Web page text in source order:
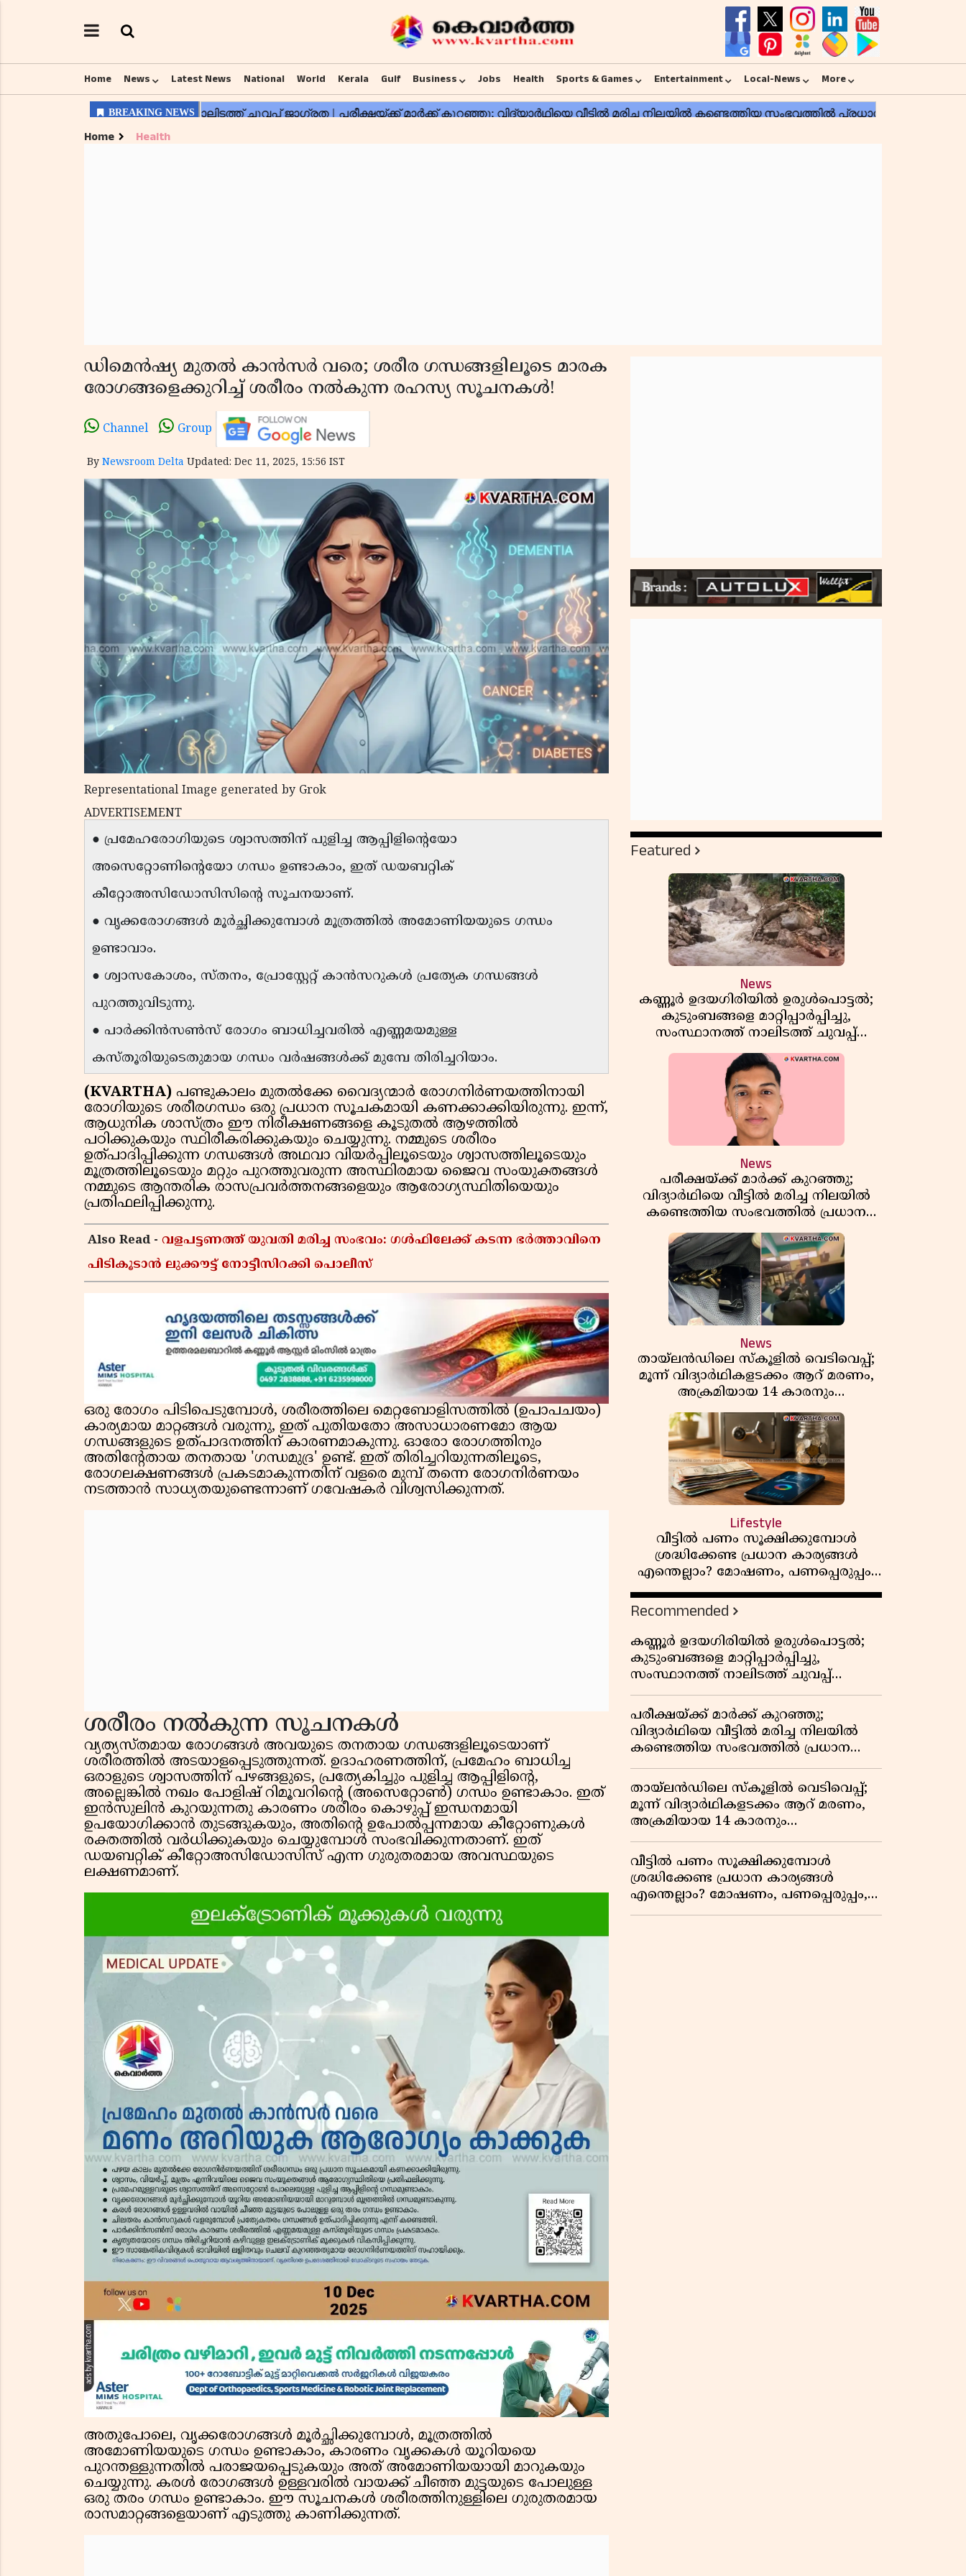
Home News Latest News National World Kerala Gulf Business Jobs Health Sports & Games Entertainment Local-News More
Home Health
ഡിമെൻഷ്യ മുതൽ കാൻസർ വരെ; ശരീര ഗന്ധങ്ങളിലൂടെ മാരക
രോഗങ്ങളെക്കുറിച്ച് ശരീരം നൽകുന്ന രഹസ്യ സൂചനകൾ!
Channel Group
By Newsroom Delta Updated: Dec 11, 2025, 15:56 IST
Representational Image generated by Grok
ADVERTISEMENT
● പ്രമേഹരോഗിയുടെ ശ്വാസത്തിന് പുളിച്ച ആപ്പിളിന്റെയോ
അസെറ്റോണിന്റെയോ ഗന്ധം ഉണ്ടാകാം, ഇത് ഡയബറ്റിക്
കീറ്റോഅസിഡോസിസിന്റെ സൂചനയാണ്.
● വൃക്കരോഗങ്ങൾ മൂർച്ഛിക്കുമ്പോൾ മൂത്രത്തിൽ അമോണിയയുടെ ഗന്ധം
ഉണ്ടാവാം.
● ശ്വാസകോശം, സ്തനം, പ്രോസ്റ്റേറ്റ് കാൻസറുകൾ പ്രത്യേക ഗന്ധങ്ങൾ
പുറത്തുവിടുന്നു.
● പാർക്കിൻസൺസ് രോഗം ബാധിച്ചവരിൽ എണ്ണമയമുള്ള
കസ്തൂരിയുടെതുമായ ഗന്ധം വർഷങ്ങൾക്ക് മുമ്പേ തിരിച്ചറിയാം.
(KVARTHA) പണ്ടുകാലം മുതൽക്കേ വൈദ്യന്മാർ രോഗനിർണയത്തിനായി
രോഗിയുടെ ശരീരഗന്ധം ഒരു പ്രധാന സൂചകമായി കണക്കാക്കിയിരുന്നു. ഇന്ന്,
ആധുനിക ശാസ്ത്രം ഈ നിരീക്ഷണങ്ങളെ കൂടുതൽ ആഴത്തിൽ
പഠിക്കുകയും സ്ഥിരീകരിക്കുകയും ചെയ്യുന്നു. നമ്മുടെ ശരീരം
ഉത്പാദിപ്പിക്കുന്ന ഗന്ധങ്ങൾ അഥവാ വിയർപ്പിലൂടെയും ശ്വാസത്തിലൂടെയും
മൂത്രത്തിലൂടെയും മറ്റും പുറത്തുവരുന്ന അസ്ഥിരമായ ജൈവ സംയുക്തങ്ങൾ
നമ്മുടെ ആന്തരിക രാസപ്രവർത്തനങ്ങളെയും ആരോഗ്യസ്ഥിതിയെയും
പ്രതിഫലിപ്പിക്കുന്നു.
Also Read - വളപട്ടണത്ത് യുവതി മരിച്ച സംഭവം: ഗൾഫിലേക്ക് കടന്ന ഭർത്താവിനെ
പിടികൂടാൻ ലുക്കൗട്ട് നോട്ടീസിറക്കി പൊലീസ്
ഒരു രോഗം പിടിപെടുമ്പോൾ, ശരീരത്തിലെ മെറ്റബോളിസത്തിൽ (ഉപാപചയം)
കാര്യമായ മാറ്റങ്ങൾ വരുന്നു, ഇത് പുതിയതോ അസാധാരണമോ ആയ
ഗന്ധങ്ങളുടെ ഉത്പാദനത്തിന് കാരണമാകുന്നു. ഓരോ രോഗത്തിനും
അതിന്റേതായ തനതായ 'ഗന്ധമുദ്ര' ഉണ്ട്. ഇത് തിരിച്ചറിയുന്നതിലൂടെ,
രോഗലക്ഷണങ്ങൾ പ്രകടമാകുന്നതിന് വളരെ മുമ്പ് തന്നെ രോഗനിർണയം
നടത്താൻ സാധ്യതയുണ്ടെന്നാണ് ഗവേഷകർ വിശ്വസിക്കുന്നത്.
ശരീരം നൽകുന്ന സൂചനകൾ
വ്യത്യസ്തമായ രോഗങ്ങൾ അവയുടെ തനതായ ഗന്ധങ്ങളിലൂടെയാണ്
ശരീരത്തിൽ അടയാളപ്പെടുത്തുന്നത്. ഉദാഹരണത്തിന്, പ്രമേഹം ബാധിച്ച
ഒരാളുടെ ശ്വാസത്തിന് പഴങ്ങളുടെ, പ്രത്യേകിച്ചും പുളിച്ച ആപ്പിളിന്റെ,
അല്ലെങ്കിൽ നഖം പോളിഷ് റിമൂവറിന്റെ (അസെറ്റോൺ) ഗന്ധം ഉണ്ടാകാം. ഇത്
ഇൻസുലിൻ കുറയുന്നതു കാരണം ശരീരം കൊഴുപ്പ് ഇന്ധനമായി
ഉപയോഗിക്കാൻ തുടങ്ങുകയും, അതിന്റെ ഉപോൽപ്പന്നമായ കീറ്റോണുകൾ
രക്തത്തിൽ വർധിക്കുകയും ചെയ്യുമ്പോൾ സംഭവിക്കുന്നതാണ്. ഇത്
ഡയബറ്റിക് കീറ്റോഅസിഡോസിസ് എന്ന ഗുരുതരമായ അവസ്ഥയുടെ
ലക്ഷണമാണ്.
അതുപോലെ, വൃക്കരോഗങ്ങൾ മൂർച്ഛിക്കുമ്പോൾ, മൂത്രത്തിൽ
അമോണിയയുടെ ഗന്ധം ഉണ്ടാകാം, കാരണം വൃക്കകൾ യൂറിയയെ
പുറന്തള്ളുന്നതിൽ പരാജയപ്പെടുകയും അത് അമോണിയയായി മാറുകയും
ചെയ്യുന്നു. കരൾ രോഗങ്ങൾ ഉള്ളവരിൽ വായക്ക് ചീഞ്ഞ മുട്ടയുടെ പോലുള്ള
ഒരു തരം ഗന്ധം ഉണ്ടാകാം. ഈ സൂചനകൾ ശരീരത്തിനുള്ളിലെ ഗുരുതരമായ
രാസമാറ്റങ്ങളെയാണ് എടുത്തു കാണിക്കുന്നത്.
Featured
News
കണ്ണൂർ ഉദയഗിരിയിൽ ഉരുൾപൊട്ടൽ;
കുടുംബങ്ങളെ മാറ്റിപ്പാർപ്പിച്ചു,
സംസ്ഥാനത്ത് നാലിടത്ത് ചുവപ്പ്
ജാഗ്രത
News
പരീക്ഷയ്ക്ക് മാർക്ക് കുറഞ്ഞു;
വിദ്യാർഥിയെ വീട്ടിൽ മരിച്ച നിലയിൽ
കണ്ടെത്തിയ സംഭവത്തിൽ പ്രധാന
അധ്യാപികക്കെതിരെ പരാതി
News
തായ്‌ലൻഡിലെ സ്‌കൂളിൽ വെടിവെപ്പ്;
മൂന്ന് വിദ്യാർഥികളടക്കം ആറ് മരണം,
അക്രമിയായ 14 കാരനും
മരിച്ചനിലയിൽ
Lifestyle
വീട്ടിൽ പണം സൂക്ഷിക്കുമ്പോൾ
ശ്രദ്ധിക്കേണ്ട പ്രധാന കാര്യങ്ങൾ
എന്തെല്ലാം? മോഷണം, പണപ്പെരുപ്പം,
സാമ്പത്തിക സുരക്ഷ
എന്നിവയെക്കുറിച്ച് അറിയാം
Recommended
കണ്ണൂർ ഉദയഗിരിയിൽ ഉരുൾപൊട്ടൽ;
കുടുംബങ്ങളെ മാറ്റിപ്പാർപ്പിച്ചു,
സംസ്ഥാനത്ത് നാലിടത്ത് ചുവപ്പ്
ജാഗ്രത
പരീക്ഷയ്ക്ക് മാർക്ക് കുറഞ്ഞു;
വിദ്യാർഥിയെ വീട്ടിൽ മരിച്ച നിലയിൽ
കണ്ടെത്തിയ സംഭവത്തിൽ പ്രധാന
അധ്യാപികക്കെതിരെ പരാതി
തായ്‌ലൻഡിലെ സ്‌കൂളിൽ വെടിവെപ്പ്;
മൂന്ന് വിദ്യാർഥികളടക്കം ആറ് മരണം,
അക്രമിയായ 14 കാരനും
മരിച്ചനിലയിൽ
വീട്ടിൽ പണം സൂക്ഷിക്കുമ്പോൾ
ശ്രദ്ധിക്കേണ്ട പ്രധാന കാര്യങ്ങൾ
എന്തെല്ലാം? മോഷണം, പണപ്പെരുപ്പം,
സാമ്പത്തിക സുരക്ഷ